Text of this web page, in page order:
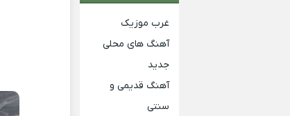
غرب موزیک
آهنگ های محلی
جدید
آهنگ قدیمی و
سنتی